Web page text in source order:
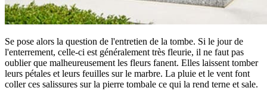
Se pose alors la question de l'entretien de la tombe. Si le jour de
l'enterrement, celle-ci est généralement très fleurie, il ne faut pas
oublier que malheureusement les fleurs fanent. Elles laissent tomber
leurs pétales et leurs feuilles sur le marbre. La pluie et le vent font
coller ces salissures sur la pierre tombale ce qui la rend terne et sale.